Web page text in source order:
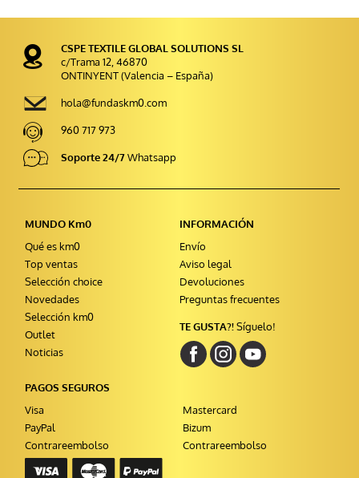
CSPE TEXTILE GLOBAL SOLUTIONS SL
c/Trama 12, 46870
ONTINYENT (Valencia – España)
hola@fundaskm0.com
960 717 973
Soporte 24/7Whatsapp
MUNDO Km0
Qué es km0
Top ventas
Selección choice
Novedades
Selección km0
Outlet
Noticias
INFORMACIÓN
Envío
Aviso legal
Devoluciones
Preguntas frecuentes
TE GUSTA?!Síguelo!
PAGOS SEGUROS
Visa
Mastercard
PayPal
Bizum
Contrareembolso
Contrareembolso